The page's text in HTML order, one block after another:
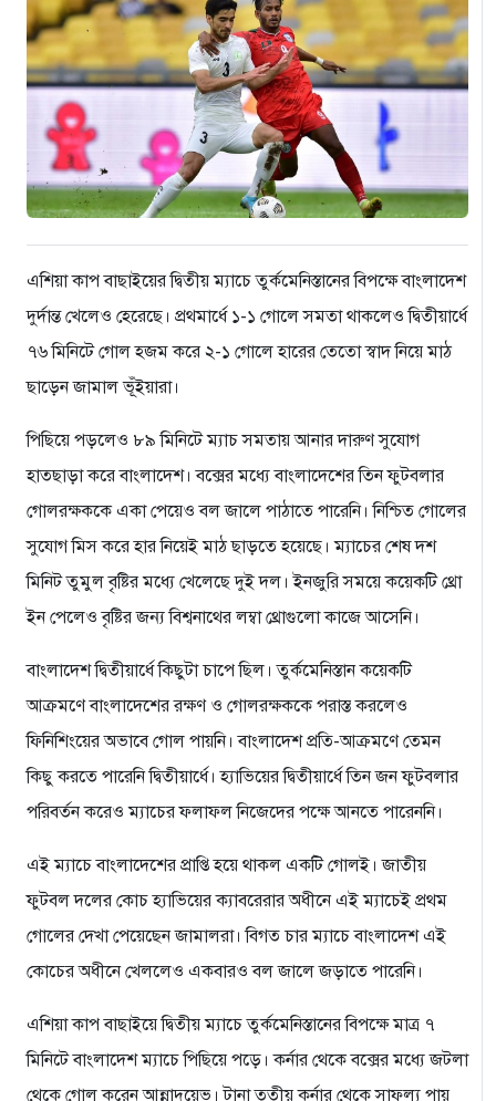
এশিয়া কাপ বাছাইয়ের দ্বিতীয় ম্যাচে তুর্কমেনিস্তানের বিপক্ষে বাংলাদেশ
দুর্দান্ত খেলেও হেরেছে। প্রথমার্ধে ১-১ গোলে সমতা থাকলেও দ্বিতীয়ার্ধে
৭৬ মিনিটে গোল হজম করে ২-১ গোলে হারের তেতো স্বাদ নিয়ে মাঠ
ছাড়েন জামাল ভূঁইয়ারা।
পিছিয়ে পড়লেও ৮৯ মিনিটে ম্যাচ সমতায় আনার দারুণ সুযোগ
হাতছাড়া করে বাংলাদেশ। বক্সের মধ্যে বাংলাদেশের তিন ফুটবলার
গোলরক্ষককে একা পেয়েও বল জালে পাঠাতে পারেনি। নিশ্চিত গোলের
সুযোগ মিস করে হার নিয়েই মাঠ ছাড়তে হয়েছে। ম্যাচের শেষ দশ
মিনিট তুমুল বৃষ্টির মধ্যে খেলেছে দুই দল। ইনজুরি সময়ে কয়েকটি থ্রো
ইন পেলেও বৃষ্টির জন্য বিশ্বনাথের লম্বা থ্রোগুলো কাজে আসেনি।
বাংলাদেশ দ্বিতীয়ার্ধে কিছুটা চাপে ছিল। তুর্কমেনিস্তান কয়েকটি
আক্রমণে বাংলাদেশের রক্ষণ ও গোলরক্ষককে পরাস্ত করলেও
ফিনিশিংয়ের অভাবে গোল পায়নি। বাংলাদেশ প্রতি-আক্রমণে তেমন
কিছু করতে পারেনি দ্বিতীয়ার্ধে। হ্যাভিয়ের দ্বিতীয়ার্ধে তিন জন ফুটবলার
পরিবর্তন করেও ম্যাচের ফলাফল নিজেদের পক্ষে আনতে পারেননি।
এই ম্যাচে বাংলাদেশের প্রাপ্তি হয়ে থাকল একটি গোলই। জাতীয়
ফুটবল দলের কোচ হ্যাভিয়ের ক্যাবরেরার অধীনে এই ম্যাচেই প্রথম
গোলের দেখা পেয়েছেন জামালরা। বিগত চার ম্যাচে বাংলাদেশ এই
কোচের অধীনে খেললেও একবারও বল জালে জড়াতে পারেনি।
এশিয়া কাপ বাছাইয়ে দ্বিতীয় ম্যাচে তুর্কমেনিস্তানের বিপক্ষে মাত্র ৭
মিনিটে বাংলাদেশ ম্যাচে পিছিয়ে পড়ে। কর্নার থেকে বক্সের মধ্যে জটলা
থেকে গোল করেন আন্নাদুয়েভ। টানা তৃতীয় কর্নার থেকে সাফল্য পায়